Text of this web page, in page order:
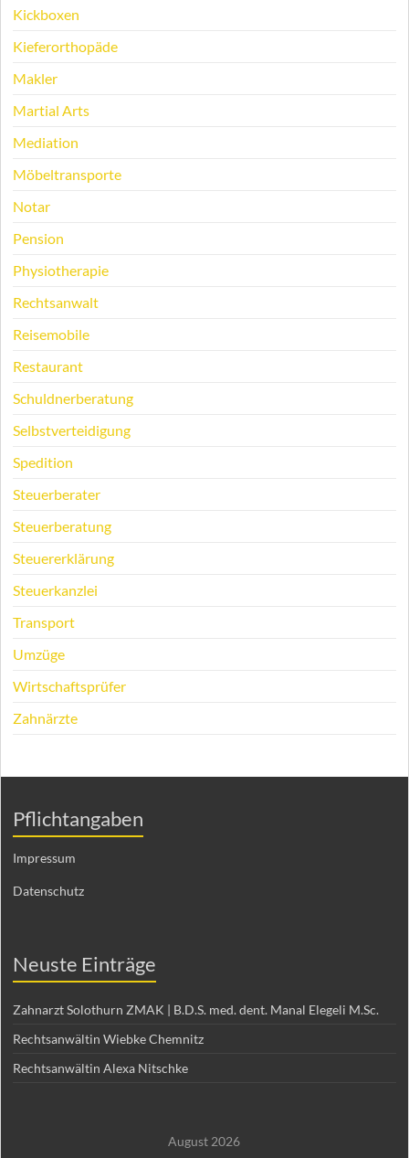
Kickboxen
Kieferorthopäde
Makler
Martial Arts
Mediation
Möbeltransporte
Notar
Pension
Physiotherapie
Rechtsanwalt
Reisemobile
Restaurant
Schuldnerberatung
Selbstverteidigung
Spedition
Steuerberater
Steuerberatung
Steuererklärung
Steuerkanzlei
Transport
Umzüge
Wirtschaftsprüfer
Zahnärzte
Pflichtangaben
Impressum
Datenschutz
Neuste Einträge
Zahnarzt Solothurn ZMAK | B.D.S. med. dent. Manal Elegeli M.Sc.
Rechtsanwältin Wiebke Chemnitz
Rechtsanwältin Alexa Nitschke
August 2026